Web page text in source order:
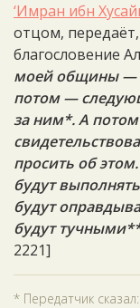
‘Имран ибн
отцом,
благословение
моей общины —
потом —
за ним*. А потом
просить об
будут
будут
будут
2221]
* Передатчик